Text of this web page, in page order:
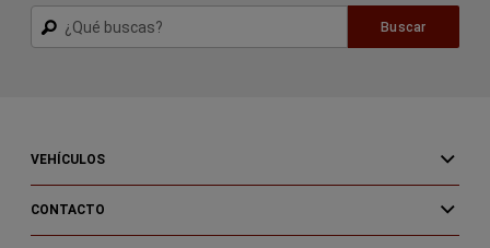
Buscar
Buscar
VEHÍCULOS
CONTACTO